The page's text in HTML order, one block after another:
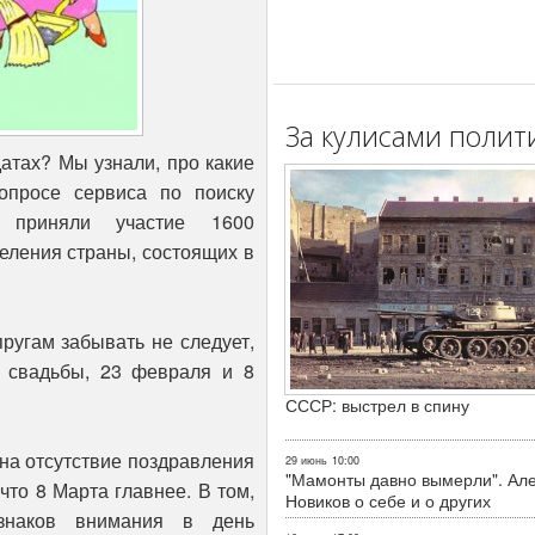
Мы узнали, про какие
сервиса по поиску
участие 1600
страны, состоящих в
забывать не следует,
23 февраля и 8
отсутствие поздравления
8 Марта главнее. В том,
внимания в день
За кулисами
СССР: выстрел в спину
29 июнь 10:00
"Мамонты давно вымерли".
Новиков о себе и о других